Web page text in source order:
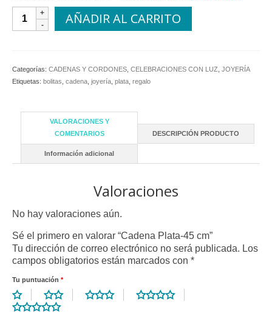
Cadena
Plata-
AÑADIR AL CARRITO
Categorías: CADENAS Y CORDONES CELEBRACIONES CON LUZ JOYERÍA
Etiquetas: bolitas cadena joyería plata regalo
VALORACIONES Y
COMENTARIOS
DESCRIPCIÓN PRODUCTO
Información adicional
Valoraciones
No hay valoraciones aún.
Sé el primero en valorar “Cadena Plata-45 cm”
Tu dirección de correo electrónico no será publicada. Los
campos obligatorios están marcados con *
Tu puntuación *